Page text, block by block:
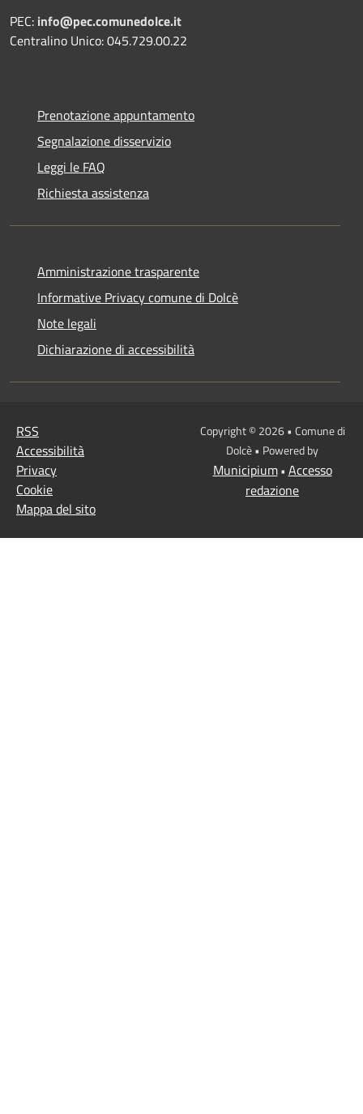
PEC: info@pec.comunedolce.it
Centralino Unico: 045.729.00.22
Prenotazione appuntamento
Segnalazione disservizio
Leggi le FAQ
Richiesta assistenza
Amministrazione trasparente
Informative Privacy comune di Dolcè
Note legali
Dichiarazione di accessibilità
RSS
Accessibilità
Privacy
Cookie
Mappa del sito
Copyright © 2026 • Comune di
Dolcè • Powered by
Municipium• Accesso
redazione